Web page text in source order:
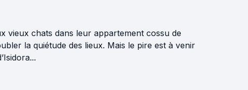
vieux chats dans leur appartement cossu de
la quiétude des lieux. Mais le pire est à venir